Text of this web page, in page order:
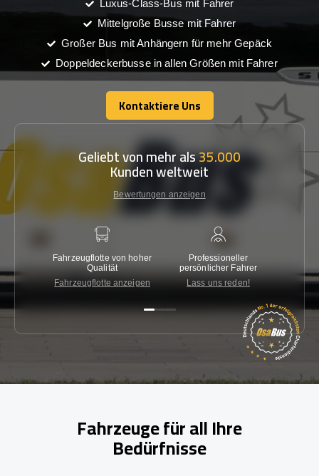
Luxus-Class-Bus mit Fahrer
Mittelgroße Busse mit Fahrer
Großer Bus mit Anhängern für mehr Gepäck
Doppeldeckerbusse in allen Größen mit Fahrer
Kontaktiere Uns
Kontaktiere Uns
Geliebt von mehr als35.000
Kunden weltweit
Bewertungen anzeigen
Fahrzeugflotte von hoher
Qualität
Fahrzeugflotte anzeigen
Professioneller
persönlicher Fahrer
Lass uns reden!
Fahrzeuge für all Ihre
Bedürfnisse